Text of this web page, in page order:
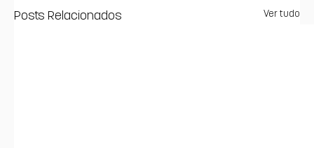
Posts Relacionados Ver tudo